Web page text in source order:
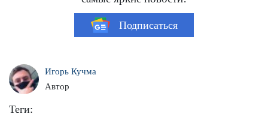
Подписаться
Игорь Кучма
Автор
Теги: